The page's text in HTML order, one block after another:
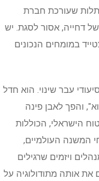
שעורכת חברת
דחייה, אסור לסגת. יש
במומחים הנכונים
עבר שינוי. הוא חדל
והפך לאבן פינה
הישראלי, הכוללות
המשנה העולמיים,
ויזמים שרגילים
את אותה מתודולוגיה על